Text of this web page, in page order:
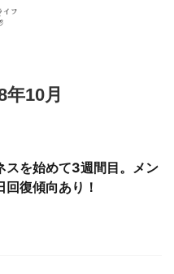
10月
スを始めて3週間目。メン
復傾向あり！